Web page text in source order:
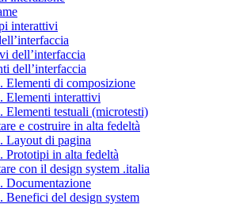
interattivi
dell’interfaccia
dell’interfaccia
Elementi di composizione
Elementi interattivi
Elementi testuali (microtesti)
e costruire in alta fedeltà
Layout di pagina
Prototipi in alta fedeltà
con il design system .italia
Documentazione
Benefici del design system